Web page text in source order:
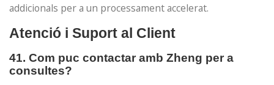
addicionals per a un processament accelerat.
Atenció i Suport al Client
41. Com puc contactar amb Zheng per a
consultes?